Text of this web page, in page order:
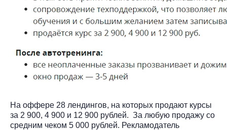
На оффере 28 лендингов, на которых продают курсы
за 2 900, 4 900 и 12 900 рублей. За любую продажу со
средним чеком 5 000 рублей. Рекламодатель